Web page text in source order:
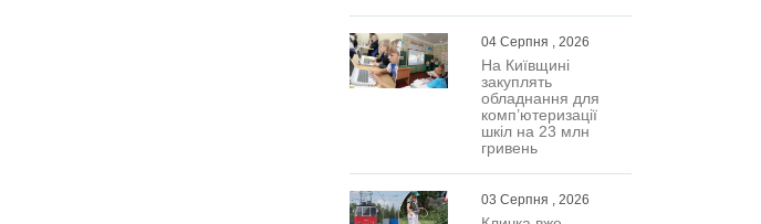
04 Серпня , 2026
На Київщині
закуплять
обладнання для
комп’ютеризації
шкіл на 23 млн
гривень
03 Серпня , 2026